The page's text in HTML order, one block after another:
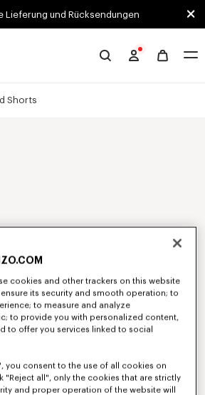
Lieferung und Rücksendungen
Shorts
cookies and other trackers on this website
its security and smooth operation; to
to measure and analyze
to provide you with personalized content,
to offer you services linked to social
you consent to the use of all cookies on
"Reject all", only the cookies that are strictly
and proper operation of the website will